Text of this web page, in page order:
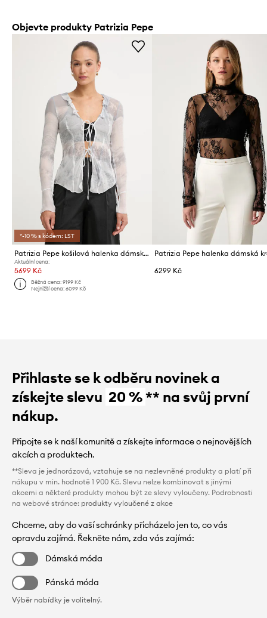
Objevte produkty Patrizia Pepe
*-10 % s kódem: LST
Patrizia Pepe košilová halenka dámská z viskózy
Aktuální cena:
5699 Kč
Běžná cena:9199 Kč
Nejnižší cena:6099 Kč
6299 Kč
Přihlaste se k odběru novinek a
získejte slevu 20 %** na svůj první
nákup.
Připojte se k naší komunitě a získejte informace o nejnovějších
akcích a produktech.
**Sleva je jednorázová, vztahuje se na nezlevněné produkty a platí při
nákupu v min. hodnotě 1 900 Kč. Slevu nelze kombinovat s jinými
akcemi a některé produkty mohou být ze slevy vyloučeny. Podrobnosti
na webové stránce: produkty vyloučené z akce
Chceme, aby do vaší schránky přicházelo jen to, co vás
opravdu zajímá. Řekněte nám, zda vás zajímá:
Dámská móda
Pánská móda
Výběr nabídky je volitelný.